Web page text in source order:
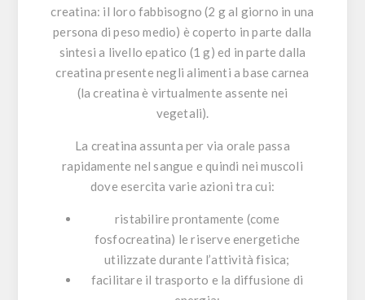
creatina: il loro fabbisogno (2 g al giorno in una
persona di peso medio) è coperto in parte dalla
sintesi a livello epatico (1 g) ed in parte dalla
creatina presente negli alimenti a base carnea
(la creatina è virtualmente assente nei
vegetali).
La creatina assunta per via orale passa
rapidamente nel sangue e quindi nei muscoli
dove esercita varie azioni tra cui:
ristabilire prontamente (come
fosfocreatina) le riserve energetiche
utilizzate durante l’attività fisica;
facilitare il trasporto e la diffusione di